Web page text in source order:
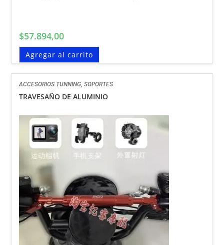
$57.894,00
Agregar al carrito
ACCESORIOS TUNNING ,SOPORTES
TRAVESAÑO DE ALUMINIO